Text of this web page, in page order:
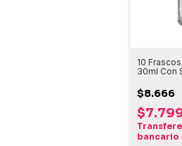
10
30ml Con
$8.666
bancario